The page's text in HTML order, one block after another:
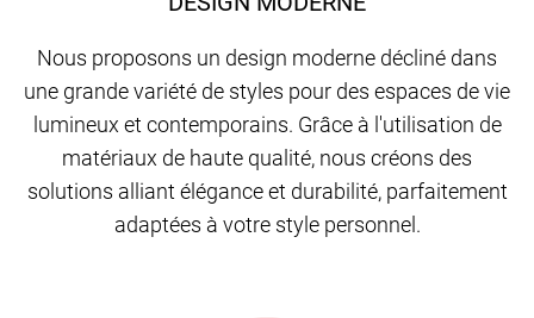
Nous proposons un design moderne décliné dans
une grande variété de styles pour des espaces de vie
lumineux et contemporains. Grâce à l'utilisation de
matériaux de haute qualité, nous créons des
solutions alliant élégance et durabilité, parfaitement
adaptées à votre style personnel.